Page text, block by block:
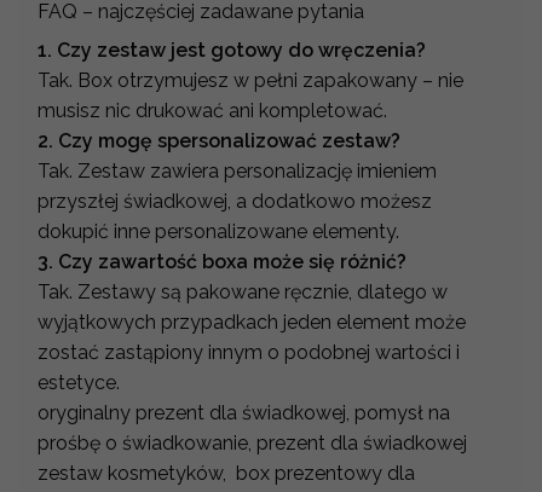
FAQ – najczęściej zadawane pytania
1. Czy zestaw jest gotowy do wręczenia?
Tak. Box otrzymujesz w pełni zapakowany – nie
musisz nic drukować ani kompletować.
2. Czy mogę spersonalizować zestaw?
Tak. Zestaw zawiera personalizację imieniem
przyszłej świadkowej, a dodatkowo możesz
dokupić inne personalizowane elementy.
3. Czy zawartość boxa może się różnić?
Tak. Zestawy są pakowane ręcznie, dlatego w
wyjątkowych przypadkach jeden element może
zostać zastąpiony innym o podobnej wartości i
estetyce.
oryginalny prezent dla świadkowej, pomysł na
prośbę o świadkowanie, prezent dla świadkowej
zestaw kosmetyków, box prezentowy dla